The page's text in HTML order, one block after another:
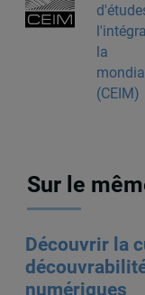
la
(CEIM)
Sur le
Découvrir la
numériques